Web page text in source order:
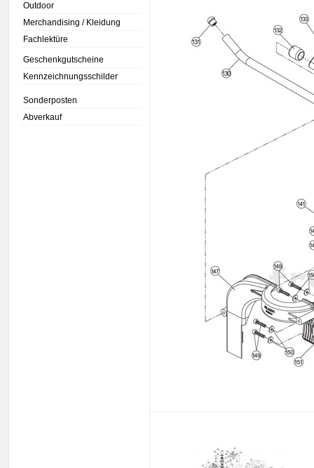
Outdoor
Merchandising / Kleidung
Fachlektüre
Geschenkgutscheine
Kennzeichnungsschilder
Sonderposten
Abverkauf